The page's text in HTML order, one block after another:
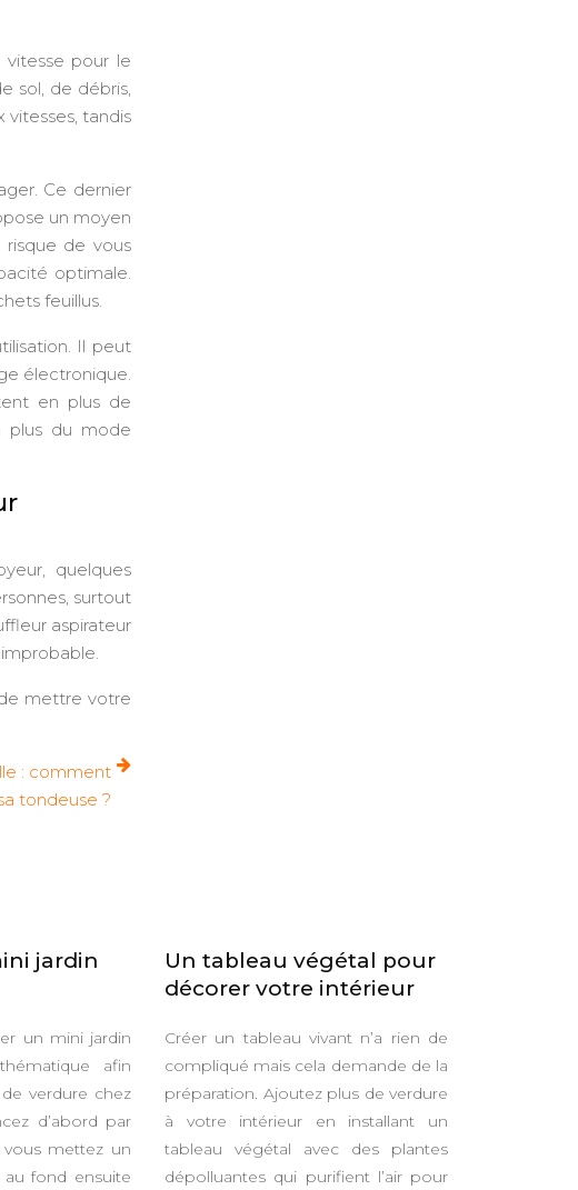
pour le
sol, de débris,
vitesses, tandis
Ce dernier
un moyen
de vous
optimale.
feuillus.
Il peut
électronique.
en plus de
plus du mode
quelques
surtout
aspirateur
mettre votre
: comment
tondeuse ?
jardin
un mini jardin
afin
verdure chez
d’abord par
mettez un
fond ensuite
Un tableau végétal pour
décorer votre intérieur
Créer un tableau vivant n’a rien de
compliqué mais cela demande de la
préparation. Ajoutez plus de verdure
à votre intérieur en installant un
tableau végétal avec des plantes
dépolluantes qui purifient l’air pour